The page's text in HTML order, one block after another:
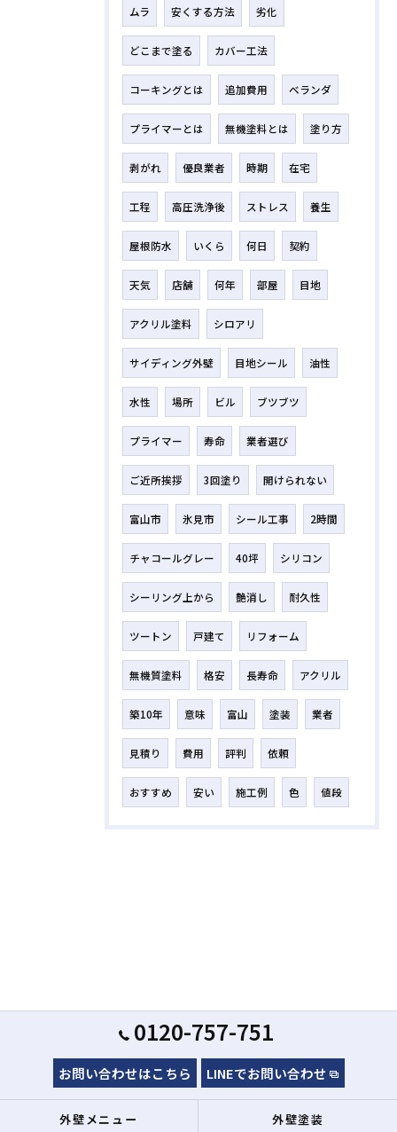
ムラ 安くする方法 劣化
どこまで塗る カバー工法
コーキングとは 追加費用 ベランダ
プライマーとは 無機塗料とは 塗り方
剥がれ 優良業者 時期 在宅
工程 高圧洗浄後 ストレス 養生
屋根防水 いくら 何日 契約
天気 店舗 何年 部屋 目地
アクリル塗料 シロアリ
サイディング外壁 目地シール 油性
水性 場所 ビル ブツブツ
プライマー 寿命 業者選び
ご近所挨拶 3回塗り 開けられない
富山市 氷見市 シール工事 2時間
チャコールグレー 40坪 シリコン
シーリング上から 艶消し 耐久性
ツートン 戸建て リフォーム
無機質塗料 格安 長寿命 アクリル
築10年 意味 富山 塗装 業者
見積り 費用 評判 依頼
おすすめ 安い 施工例 色 値段
0120-757-751
お問い合わせはこちら LINEでお問い合わせ
外壁メニュー 外壁塗装